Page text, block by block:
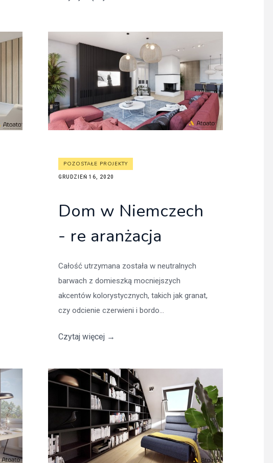
POZOSTAŁE PROJEKTY
GRUDZIEŃ 16, 2020
Dom w Niemczech
- re aranżacja
Całość utrzymana została w neutralnych
barwach z domieszką mocniejszych
akcentów kolorystycznych, takich jak granat,
czy odcienie czerwieni i bordo...
Czytaj więcej →